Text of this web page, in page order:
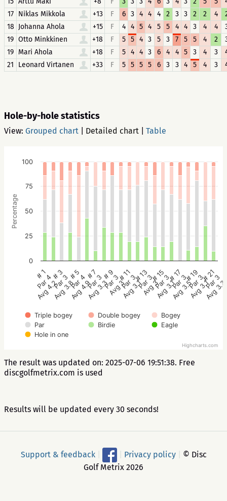
17
Niklas Mikkola +13 F 6 3 4 4 4 2 3 3 2 2 4
18 Johanna Ahola +15 F 4 4 5 4 5 5 4 4 3 4 4
19 Otto Minkkinen +18 F 5 5 4 3 5 3 7 5 5 4 2
19 Mari Ahola +18 F 5 4 4 3 6 4 4 5 3 4 3
21
Leonard Virtanen +33 F 5 5 5 5 6 3 3 4 5 4 3
Hole-by-hole statistics
View: Grouped chart Detailed chart Table
Percentage
Triple bogey Double bogey
Bogey
Par
Birdie
Eagle
Hole in one
# 1
Par 4
Avg 4.2
# 3
Par 3
Avg 3.8
# 5
Par 4
Avg 4.9
# 7
Par 3
Avg 3.3
# 9
Par 3
Avg 3
# 11
Par 3
Avg 3.1
# 13
Par 3
Avg 3
# 15
Par 3
Avg 3.1
# 17
Par 3
Avg 3.5
# 19
Par 3
Avg 3.1
# 21
Par 3
Avg 3.3
0
25
50
75
100
Highcharts.com
The result was updated on: 2025-07-06 19:51:38. Free
discgolfmetrix.com is used
Results will be updated every 30 seconds!
Support & feedback Privacy policy
© Disc
Golf Metrix 2026